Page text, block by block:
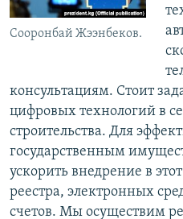
Сооронбай Жээнбеков.
консультациям. Стоит
цифровых технологий в
строительства. Для
государственным
ускорить внедрение в
реестра, электронных
счетов. Мы осуществим